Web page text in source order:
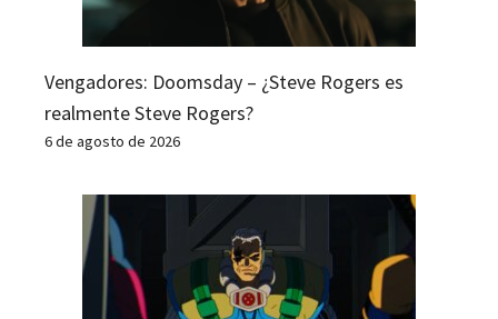
Vengadores: Doomsday – ¿Steve Rogers es
realmente Steve Rogers?
6 de agosto de 2026